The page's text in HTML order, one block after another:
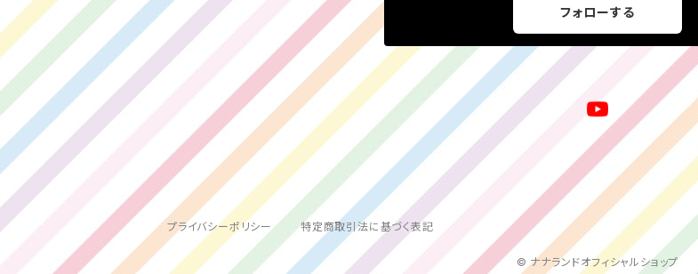
フォローする
プライバシーポリシー 特定商取引法に基づく表記
© ナナランドオフィシャルショップ